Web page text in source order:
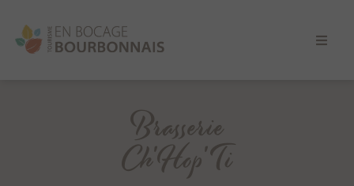
Brasserie
Ch'Hop'Ti